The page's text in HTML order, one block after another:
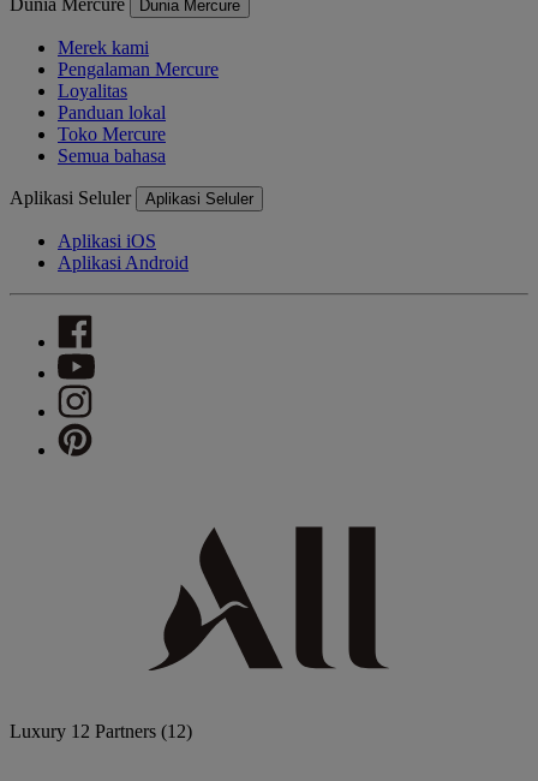
Dunia Mercure
Merek kami
Pengalaman Mercure
Loyalitas
Panduan lokal
Toko Mercure
Semua bahasa
Aplikasi Seluler Aplikasi Seluler
Aplikasi iOS
Aplikasi Android
Luxury 12 Partners (12)